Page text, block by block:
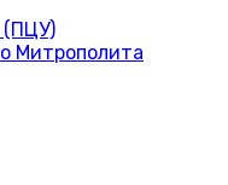
(ПЦУ)
Митрополита